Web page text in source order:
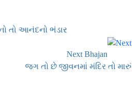
તો આનંદનો ભંડાર
Next Bhajan
જગ તો છે જીવનમાં મંદિર તો મારું